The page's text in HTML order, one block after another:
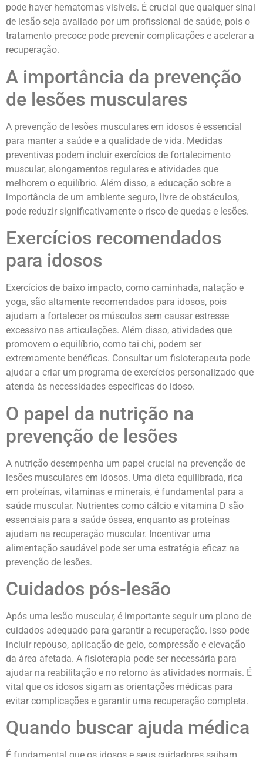
pode haver hematomas visíveis. É crucial que qualquer sinal
de lesão seja avaliado por um profissional de saúde, pois o
tratamento precoce pode prevenir complicações e acelerar a
recuperação.
A importância da prevenção
de lesões musculares
A prevenção de lesões musculares em idosos é essencial
para manter a saúde e a qualidade de vida. Medidas
preventivas podem incluir exercícios de fortalecimento
muscular, alongamentos regulares e atividades que
melhorem o equilíbrio. Além disso, a educação sobre a
importância de um ambiente seguro, livre de obstáculos,
pode reduzir significativamente o risco de quedas e lesões.
Exercícios recomendados
para idosos
Exercícios de baixo impacto, como caminhada, natação e
yoga, são altamente recomendados para idosos, pois
ajudam a fortalecer os músculos sem causar estresse
excessivo nas articulações. Além disso, atividades que
promovem o equilíbrio, como tai chi, podem ser
extremamente benéficas. Consultar um fisioterapeuta pode
ajudar a criar um programa de exercícios personalizado que
atenda às necessidades específicas do idoso.
O papel da nutrição na
prevenção de lesões
A nutrição desempenha um papel crucial na prevenção de
lesões musculares em idosos. Uma dieta equilibrada, rica
em proteínas, vitaminas e minerais, é fundamental para a
saúde muscular. Nutrientes como cálcio e vitamina D são
essenciais para a saúde óssea, enquanto as proteínas
ajudam na recuperação muscular. Incentivar uma
alimentação saudável pode ser uma estratégia eficaz na
prevenção de lesões.
Cuidados pós-lesão
Após uma lesão muscular, é importante seguir um plano de
cuidados adequado para garantir a recuperação. Isso pode
incluir repouso, aplicação de gelo, compressão e elevação
da área afetada. A fisioterapia pode ser necessária para
ajudar na reabilitação e no retorno às atividades normais. É
vital que os idosos sigam as orientações médicas para
evitar complicações e garantir uma recuperação completa.
Quando buscar ajuda médica